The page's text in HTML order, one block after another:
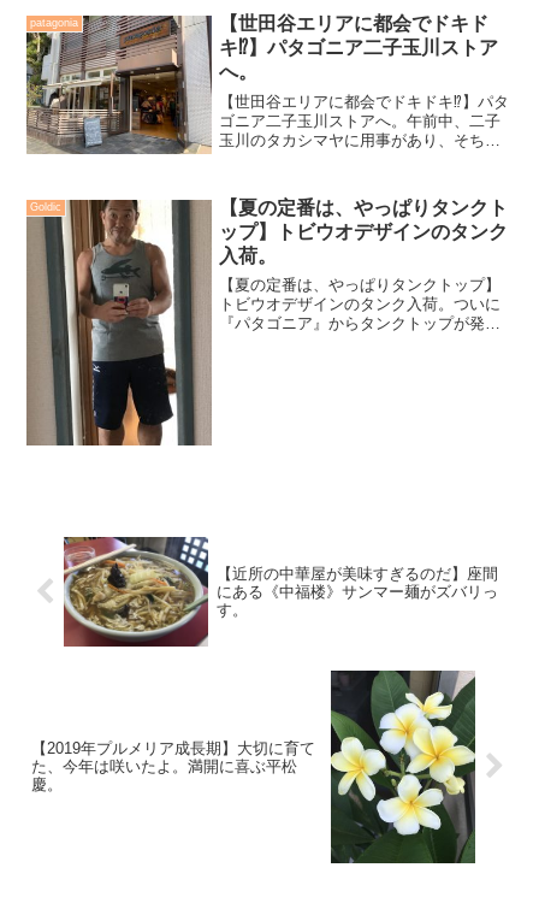
がら異常な程の寒がりで真夏対策は全く
と言って良い程や...
patagonia
【世田谷エリアに都会でドキド
キ⁉️】パタゴニア二子玉川ストア
へ。
【世田谷エリアに都会でドキドキ⁉️】パタ
ゴニア二子玉川ストアへ。午前中、二子
玉川のタカシマヤに用事があり、そちら
ナビは指示してきた。この距離なら鎌倉
と同じだなっ、...
Goldic
【夏の定番は、やっぱりタンクト
ップ】トビウオデザインのタンク
入荷。
【夏の定番は、やっぱりタンクトップ】
トビウオデザインのタンク入荷。ついに
『パタゴニア』からタンクトップが発売
【近所の中華屋が美味すぎるのだ】座間
にある《中福楼》サンマー麺がズバリっ
す。
【2019年プルメリア成長期】大切に育て
た、今年は咲いたよ。満開に喜ぶ平松
慶。